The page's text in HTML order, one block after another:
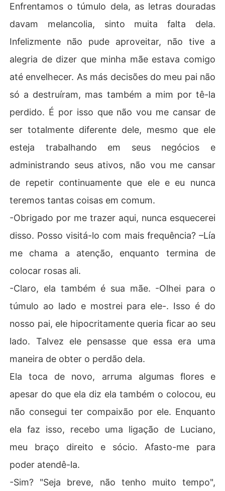
Enfrentamos o túmulo dela, as letras douradas
davam melancolia, sinto muita falta dela.
Infelizmente não pude aproveitar, não tive a
alegria de dizer que minha mãe estava comigo
até envelhecer. As más decisões do meu pai não
só a destruíram, mas também a mim por tê-la
perdido. É por isso que não vou me cansar de
ser totalmente diferente dele, mesmo que ele
esteja trabalhando em seus negócios e
administrando seus ativos, não vou me cansar
de repetir continuamente que ele e eu nunca
teremos tantas coisas em comum.
-Obrigado por me trazer aqui, nunca esquecerei
disso. Posso visitá-lo com mais frequência? –Lía
me chama a atenção, enquanto termina de
colocar rosas ali.
-Claro, ela também é sua mãe. -Olhei para o
túmulo ao lado e mostrei para ele-. Isso é do
nosso pai, ele hipocritamente queria ficar ao seu
lado. Talvez ele pensasse que essa era uma
maneira de obter o perdão dela.
Ela toca de novo, arruma algumas flores e
apesar do que ela diz ela também o colocou, eu
não consegui ter compaixão por ele. Enquanto
ela faz isso, recebo uma ligação de Luciano,
meu braço direito e sócio. Afasto-me para
poder atendê-la.
-Sim? "Seja breve, não tenho muito tempo",